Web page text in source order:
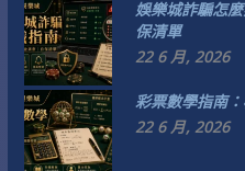
娛樂城詐騙怎
保清單
22 6 月, 2026
彩票數學指南
22 6 月, 2026